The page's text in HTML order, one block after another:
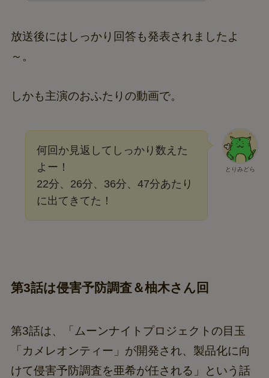
放送後にはしっかり回答も発表されましたよ
～。
しかも主演のおふたりの動画で。
とりみどら
何回か見返してしっかり数えた
よー！
22分、26分、36分、47分あたり
に出てきてた！
第3話は侵害予防調査＆柚木さん回
第3話は、「ムーンナイトプロジェクトの目玉
「カメレオンティー」が開発され、製品化に向
けて侵害予防調査を亜希が任される」という話